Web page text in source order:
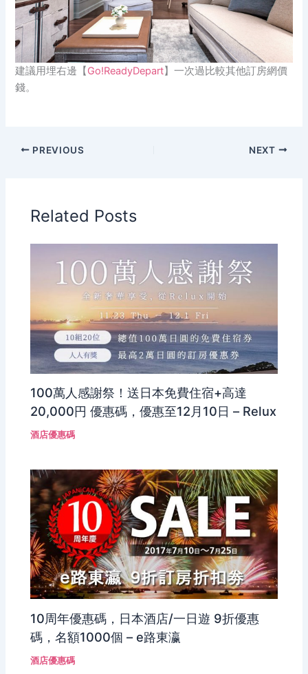
建議用埋右邊【Go!ReadyDepart】一次過比較其他訂房網價
錢。
PREVIOUS NEXT
Related Posts
100萬人感謝祭！送日本免費住宿+高達
20,000円 優惠碼，優惠至12月10日 – Relux
酒店優惠碼
10周年優惠碼，日本酒店/一日遊 9折優惠
碼，名額1000個 – e路東瀛
酒店優惠碼